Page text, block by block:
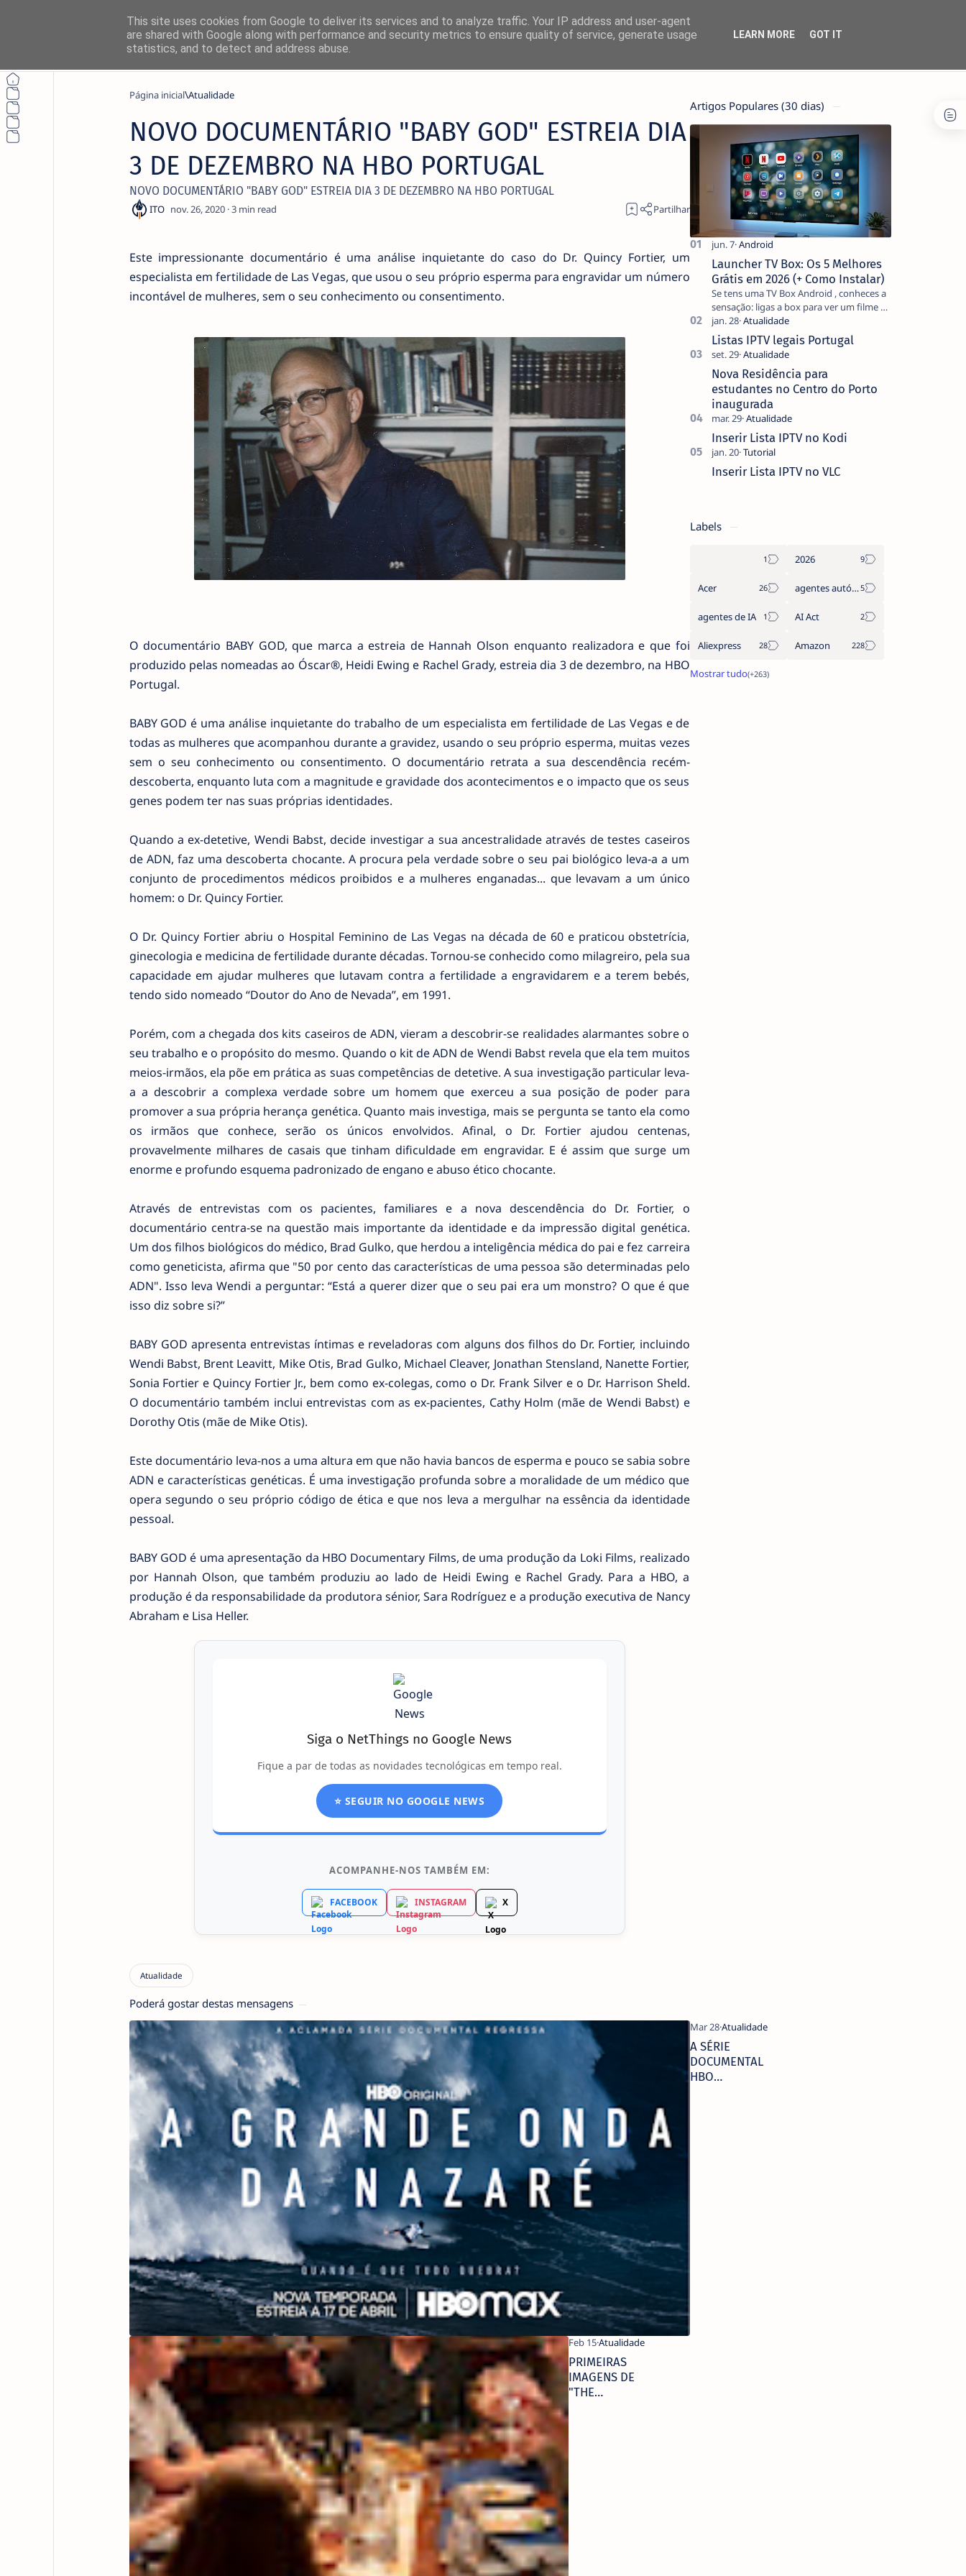
×
Não perca nada! 🚀
Siga o NetThings nas suas plataformas favoritas:
News
Instagram Twitter/X
Página inicial Atualidade
NOVO DOCUMENTÁRIO "BABY GOD" ESTREIA DIA
3 DE DEZEMBRO NA HBO PORTUGAL
NOVO DOCUMENTÁRIO "BABY GOD" ESTREIA DIA 3 DE DEZEMBRO NA HBO PORTUGAL
3
Este impressionante documentário é uma análise inquietante do caso do Dr. Quincy Fortier, um
especialista em fertilidade de Las Vegas, que usou o seu próprio esperma para engravidar um número
incontável de mulheres, sem o seu conhecimento ou consentimento.
O documentário BABY GOD, que marca a estreia de Hannah Olson enquanto realizadora e que foi
produzido pelas nomeadas ao Óscar®, Heidi Ewing e Rachel Grady, estreia dia 3 de dezembro, na HBO
Portugal.
BABY GOD é uma análise inquietante do trabalho de um especialista em fertilidade de Las Vegas e de
todas as mulheres que acompanhou durante a gravidez, usando o seu próprio esperma, muitas vezes
sem o seu conhecimento ou consentimento. O documentário retrata a sua descendência recém-
descoberta, enquanto luta com a magnitude e gravidade dos acontecimentos e o impacto que os seus
genes podem ter nas suas próprias identidades.
Quando a ex-detetive, Wendi Babst, decide investigar a sua ancestralidade através de testes caseiros
de ADN, faz uma descoberta chocante. A procura pela verdade sobre o seu pai biológico leva-a a um
conjunto de procedimentos médicos proibidos e a mulheres enganadas... que levavam a um único
homem: o Dr. Quincy Fortier.
O Dr. Quincy Fortier abriu o Hospital Feminino de Las Vegas na década de 60 e praticou obstetrícia,
ginecologia e medicina de fertilidade durante décadas. Tornou-se conhecido como milagreiro, pela sua
capacidade em ajudar mulheres que lutavam contra a fertilidade a engravidarem e a terem bebés,
tendo sido nomeado “Doutor do Ano de Nevada”, em 1991.
Porém, com a chegada dos kits caseiros de ADN, vieram a descobrir-se realidades alarmantes sobre o
seu trabalho e o propósito do mesmo. Quando o kit de ADN de Wendi Babst revela que ela tem muitos
meios-irmãos, ela põe em prática as suas competências de detetive. A sua investigação particular leva-
a a descobrir a complexa verdade sobre um homem que exerceu a sua posição de poder para
promover a sua própria herança genética. Quanto mais investiga, mais se pergunta se tanto ela como
os irmãos que conhece, serão os únicos envolvidos. Afinal, o Dr. Fortier ajudou centenas,
provavelmente milhares de casais que tinham dificuldade em engravidar. E é assim que surge um
enorme e profundo esquema padronizado de engano e abuso ético chocante.
Através de entrevistas com os pacientes, familiares e a nova descendência do Dr. Fortier, o
documentário centra-se na questão mais importante da identidade e da impressão digital genética.
Um dos filhos biológicos do médico, Brad Gulko, que herdou a inteligência médica do pai e fez carreira
como geneticista, afirma que "50 por cento das características de uma pessoa são determinadas pelo
ADN". Isso leva Wendi a perguntar: “Está a querer dizer que o seu pai era um monstro? O que é que
isso diz sobre si?”
BABY GOD apresenta entrevistas íntimas e reveladoras com alguns dos filhos do Dr. Fortier, incluindo
Wendi Babst, Brent Leavitt, Mike Otis, Brad Gulko, Michael Cleaver, Jonathan Stensland, Nanette Fortier,
Sonia Fortier e Quincy Fortier Jr., bem como ex-colegas, como o Dr. Frank Silver e o Dr. Harrison Sheld.
O documentário também inclui entrevistas com as ex-pacientes, Cathy Holm (mãe de Wendi Babst) e
Dorothy Otis (mãe de Mike Otis).
Este documentário leva-nos a uma altura em que não havia bancos de esperma e pouco se sabia sobre
ADN e características genéticas. É uma investigação profunda sobre a moralidade de um médico que
opera segundo o seu próprio código de ética e que nos leva a mergulhar na essência da identidade
pessoal.
BABY GOD é uma apresentação da HBO Documentary Films, de uma produção da Loki Films, realizado
por Hannah Olson, que também produziu ao lado de Heidi Ewing e Rachel Grady. Para a HBO, a
produção é da responsabilidade da produtora sénior, Sara Rodríguez e a produção executiva de Nancy
Abraham e Lisa Heller.
Siga o NetThings no Google News
Fique a par de todas as novidades tecnológicas em tempo real.
⭐ SEGUIR NO GOOGLE NEWS
ACOMPANHE-NOS TAMBÉM EM:
FACEBOOK INSTAGRAM X
Poderá gostar destas mensagens
A SÉRIE
DOCUMENTAL
HBO
PRIMEIRAS
IMAGENS DE
"THE
STAIRCASE"
ESTREIA
Artigos Populares (30 dias)
Launcher TV Box: Os 5 Melhores
Grátis em 2026 (+ Como Instalar)
Se tens uma TV Box Android , conheces a
sensação: ligas a box para ver um filme e
o ecrã inicial está coberto de sugestões
que não pediste, ban…
Listas IPTV legais Portugal
Nova Residência para
estudantes no Centro do Porto
inaugurada
Inserir Lista IPTV no Kodi
Inserir Lista IPTV no VLC
Labels
2026
Acer agentes autónomos
agentes de IA AI Act
Aliexpress Amazon
This site uses cookies from Google to deliver its services and to analyze traffic. Your IP address and user-agent
are shared with Google along with performance and security metrics to ensure quality of service, generate usage
statistics, and to detect and address abuse.
LEARN MORE GOT IT